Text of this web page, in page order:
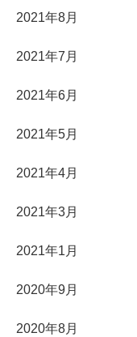
2021年8月
2021年7月
2021年6月
2021年5月
2021年4月
2021年3月
2021年1月
2020年9月
2020年8月